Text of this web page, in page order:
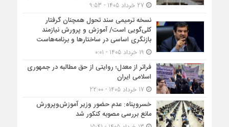
نسخه ترمیمی سند تحول همچنان گرفتار
کلی‌گویی است/ آموزش و پرورش نیازمند
بازنگری اساسی در ساختارها و برنامه‌هاست
فراتر از معدل؛ روایتی از حق مطالبه در جمهوری
اسلامی ایران
خسروپناه: عدم حضور وزیر آموزش‌وپرورش
مانع بررسی مصوبه کنکور شد